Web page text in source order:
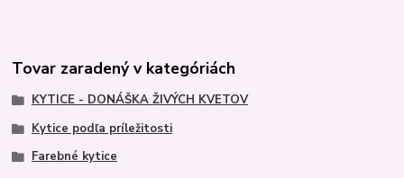
Tovar zaradený v kategóriách
KYTICE - DONÁŠKA ŽIVÝCH KVETOV
Kytice podľa príležitosti
Farebné kytice